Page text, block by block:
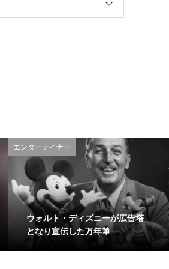
エンターテイナー
ウォルト・ディズニーが広告塔
となり宣伝した万年筆